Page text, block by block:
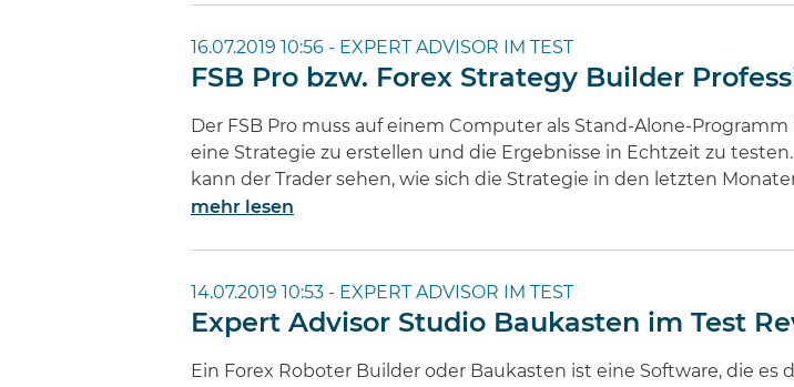
16.07.2019 10:56 - EXPERT ADVISOR IM TEST
FSB Pro bzw. Forex Strategy Builder
Der FSB Pro muss auf einem Computer als Stand-Alone-
eine Strategie zu erstellen und die Ergebnisse in Echtzeit zu
kann der Trader sehen, wie sich die Strategie in den letzten
mehr lesen
14.07.2019 10:53 - EXPERT ADVISOR IM TEST
Expert Advisor Studio Baukasten im Test
Ein Forex Roboter Builder oder Baukasten ist eine Software, die